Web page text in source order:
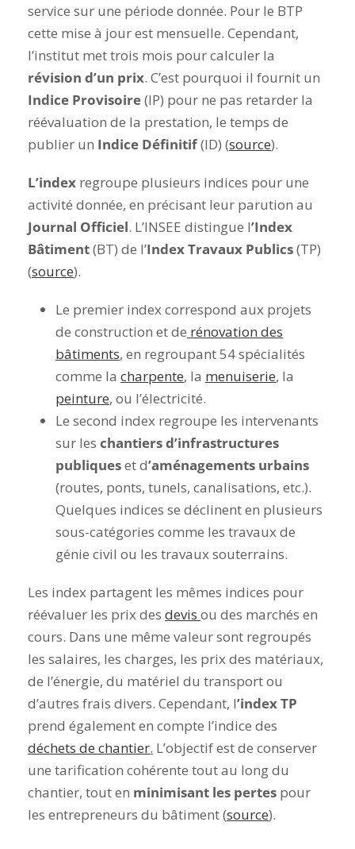
service sur une période donnée. Pour le BTP
cette mise à jour est mensuelle. Cependant,
l’institut met trois mois pour calculer la
révision d’un prix. C’est pourquoi il fournit un
Indice Provisoire(IP) pour ne pas retarder la
réévaluation de la prestation, le temps de
publier un Indice Définitif(ID) (source).
L’index regroupe plusieurs indices pour une
activité donnée, en précisant leur parution au
Journal Officiel. L’INSEE distingue l’Index
Bâtiment(BT) de l’Index Travaux Publics(TP)
(source).
Le premier index correspond aux projets
de construction et de rénovation des
bâtiments, en regroupant 54 spécialités
comme la charpente, la menuiserie, la
peinture, ou l’électricité.
Le second index regroupe les intervenants
sur les chantiers d’infrastructures
publiqueset d’aménagements urbains
(routes, ponts, tunels, canalisations, etc.).
Quelques indices se déclinent en plusieurs
sous-catégories comme les travaux de
génie civil ou les travaux souterrains.
Les index partagent les mêmes indices pour
réévaluer les prix des devis ou des marchés en
cours. Dans une même valeur sont regroupés
les salaires, les charges, les prix des matériaux,
de l’énergie, du matériel du transport ou
d’autres frais divers. Cependant, l’index TP
prend également en compte l’indice des
déchets de chantier. L’objectif est de conserver
une tarification cohérente tout au long du
chantier, tout en minimisant les pertes pour
les entrepreneurs du bâtiment (source).